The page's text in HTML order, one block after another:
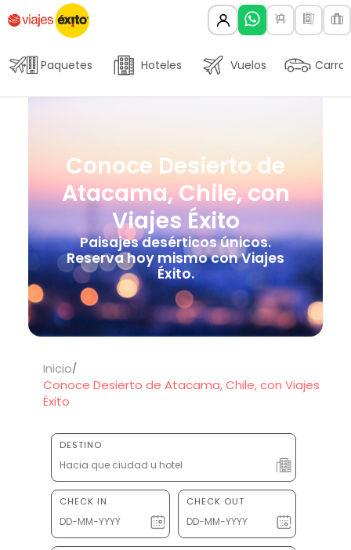
Paquetes Hoteles Vuelos Carros
Conoce Desierto de
Atacama, Chile, con
Viajes Éxito
Paisajes desérticos únicos.
Reserva hoy mismo con Viajes
Éxito.
Inicio
Conoce Desierto de Atacama, Chile, con Viajes
Éxito
DESTINO
CHECK IN CHECK OUT